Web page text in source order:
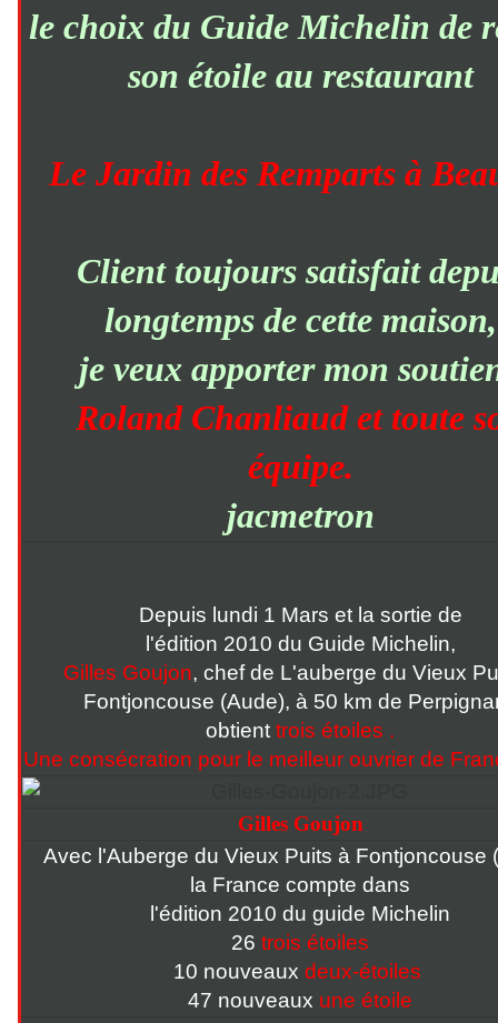
le choix du Guide Michelin de
son étoile au restaurant
Le Jardin des Remparts à
Client toujours satisfait
longtemps de cette maison,
je veux apporter mon
Roland Chanliaud et toute
équipe.
jacmetron
Depuis lundi 1 Mars et la sortie de
l'édition 2010 du Guide Michelin,
Gilles Goujon, chef de L'auberge du Vieux
Fontjoncouse (Aude), à 50 km de
obtient trois étoiles .
Une consécration pour le meilleur ouvrier de
Gilles Goujon
Avec l'Auberge du Vieux Puits à Fontjoncouse
la France compte dans
l'édition 2010 du guide Michelin
26 trois étoiles
10 nouveaux deux-étoiles
47 nouveaux une étoile